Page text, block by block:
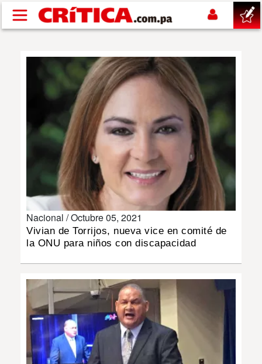
Pasar al contenido principal
DEPORTES
INSÓLITAS
MULTIMEDIA
IMPRESO
Nacional /Octubre 05, 2021
Vivian de Torrijos, nueva vice en comité de
la ONU para niños con discapacidad